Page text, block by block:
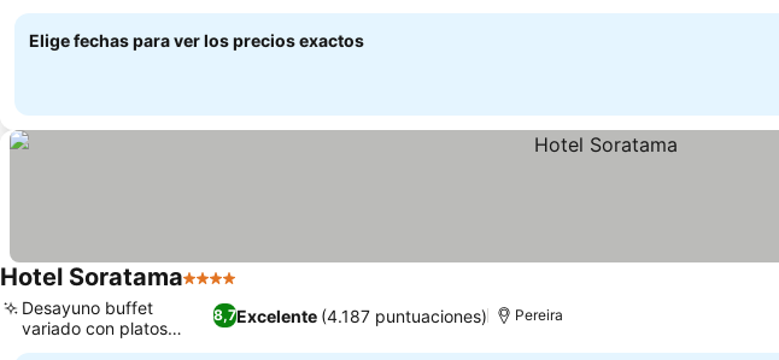
Elige fechas para ver los precios exactos
Hotel Soratama4 Estrellas
8,7Excelente (4.187 puntuaciones)
Desayuno buffet
variado con platos
locales
Pereira